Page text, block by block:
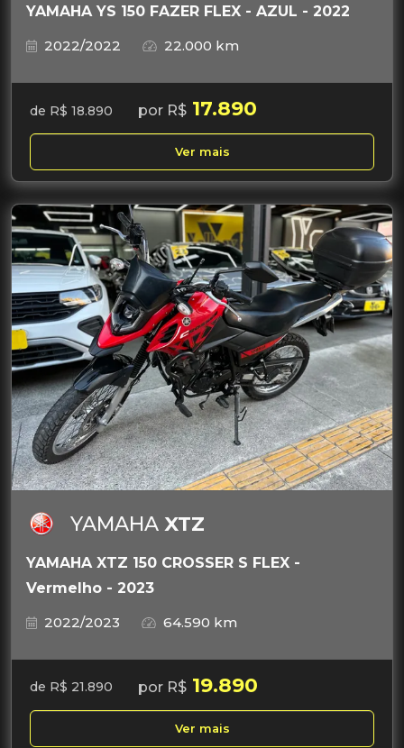
YAMAHA YS 150 FAZER FLEX - AZUL - 2022
2022/2022
22.000 km
de R$ 18.890 por R$ 17.890
Ver mais
YAMAHA XTZ
YAMAHA XTZ 150 CROSSER S FLEX -
Vermelho - 2023
2022/2023
64.590 km
de R$ 21.890 por R$ 19.890
Ver mais